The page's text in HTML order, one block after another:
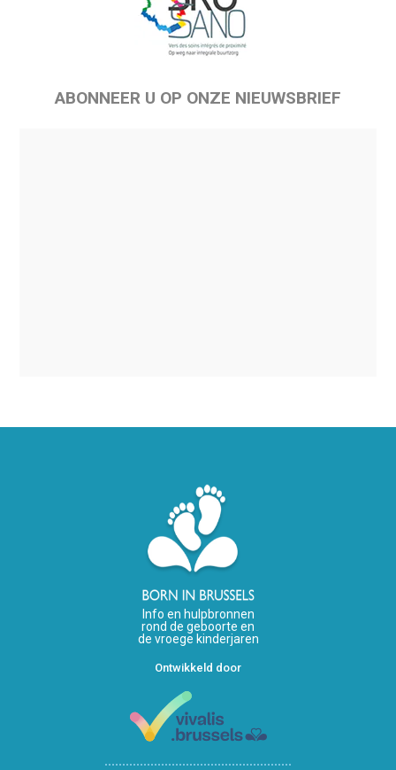
ABONNEER U OP ONZE NIEUWSBRIEF
Info en hulpbronnen
rond de geboorte en
de vroege kinderjaren
Ontwikkeld door